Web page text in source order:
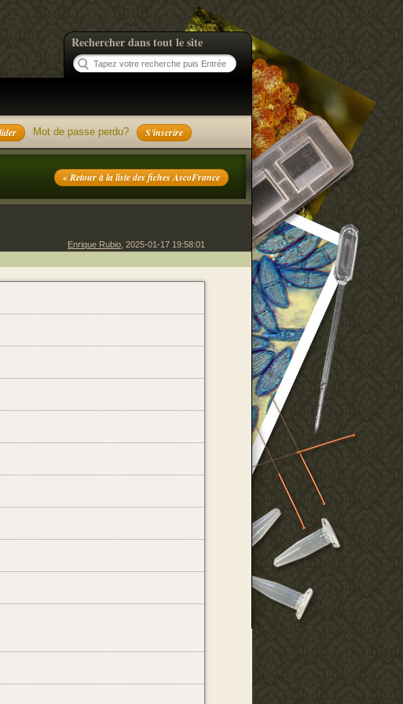
Rechercher dans tout le site
Mot de passe perdu? S'inscrire
« Retour à la liste des fiches AscoFrance
Enrique Rubio , 2025-01-17 19:58:01